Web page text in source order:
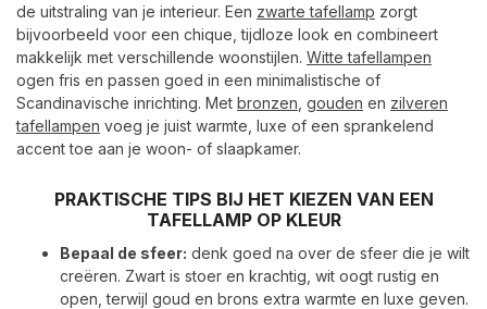
de uitstraling van je interieur. Een zwarte tafellamp zorgt
bijvoorbeeld voor een chique, tijdloze look en combineert
makkelijk met verschillende woonstijlen. Witte tafellampen
ogen fris en passen goed in een minimalistische of
Scandinavische inrichting. Met bronzen gouden en zilveren
tafellampen voeg je juist warmte, luxe of een sprankelend
accent toe aan je woon- of slaapkamer.
PRAKTISCHE TIPS BIJ HET KIEZEN VAN EEN
TAFELLAMP OP KLEUR
Bepaal de sfeer: denk goed na over de sfeer die je wilt
creëren. Zwart is stoer en krachtig, wit oogt rustig en
open, terwijl goud en brons extra warmte en luxe geven.